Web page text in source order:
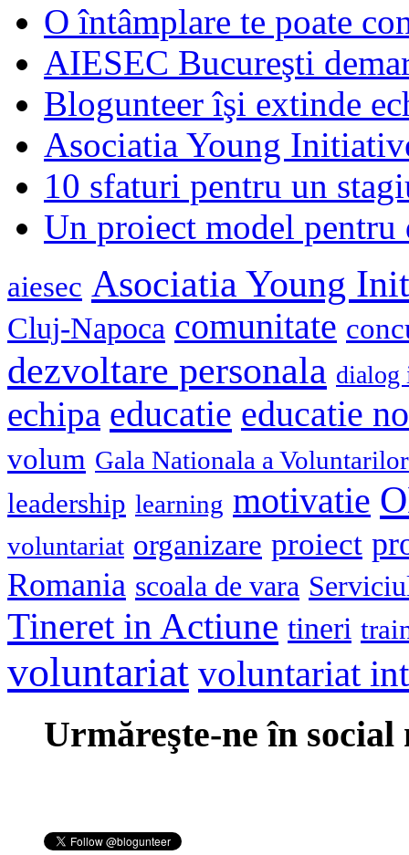
O întâmplare te poate
AIESEC Bucureşti
Blogunteer îşi extinde
Asociatia Young
10 sfaturi pentru un
Un proiect model
aiesec Asociatia Young
Cluj-Napoca comunitate
dezvoltare personala dialog
echipa educatie educatie
volum Gala Nationala a Voluntarilor
leadership learning motivatie
voluntariat organizare proiect
Romania scoala de vara
Tineret in Actiune tineri
voluntariat voluntariat
Urmăreşte-ne în social